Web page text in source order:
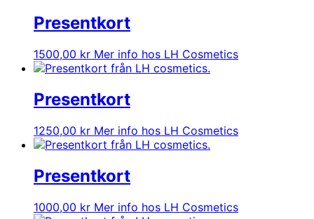
Presentkort
1500,00 kr Mer info hos LH Cosmetics
Presentkort
1250,00 kr Mer info hos LH Cosmetics
Presentkort
1000,00 kr Mer info hos LH Cosmetics